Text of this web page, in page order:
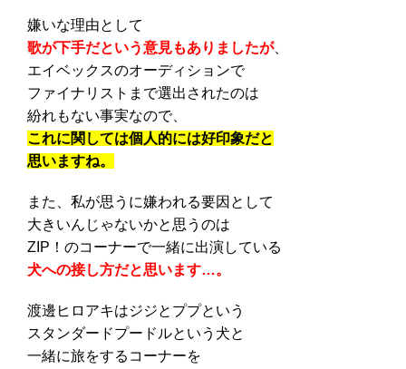
嫌いな理由として
歌が下手だという意見もありましたが、
エイベックスのオーディションで
ファイナリストまで選出されたのは
紛れもない事実なので、
これに関しては個人的には好印象だと
思いますね。
また、私が思うに嫌われる要因として
大きいんじゃないかと思うのは
ZIP！のコーナーで一緒に出演している
犬への接し方だと思います…。
渡邊ヒロアキはジジとププという
スタンダードプードルという犬と
一緒に旅をするコーナーを